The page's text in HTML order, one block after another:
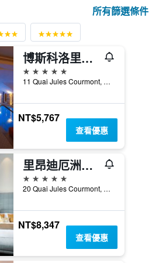
所有篩選條件
博斯科洛里昂 Spa 飯店
5星級
11 Quai Jules Courmont, 里昂, Lyon Metropolis, 法國
NT$5,767
查看優惠
里昂迪厄洲際飯店 - IHG 旗下飯店
5星級
20 Quai Jules Courmont, 里昂, Lyon Metropolis, 法國
NT$8,347
查看優惠